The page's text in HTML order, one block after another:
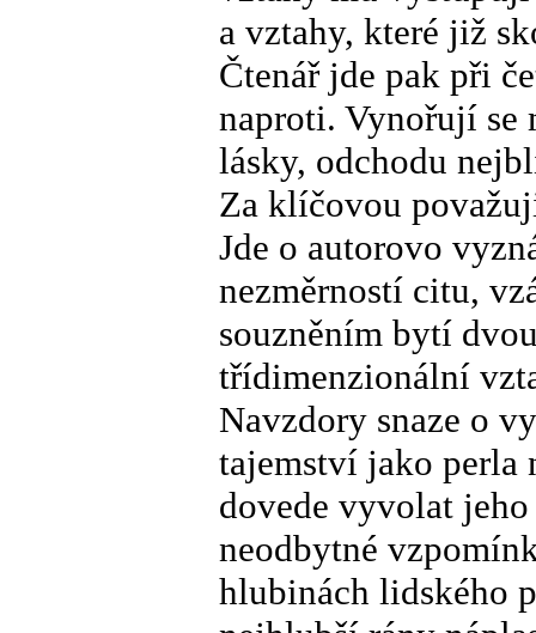
a vztahy, které již
Čtenář jde pak při
naproti. Vynořují se
lásky, odchodu
Za klíčovou
Jde o autorovo
nezměrností citu,
souzněním bytí
třídimenzionální
Navzdory snaze o
tajemství jako perla
dovede vyvolat
neodbytné
hlubinách lidského